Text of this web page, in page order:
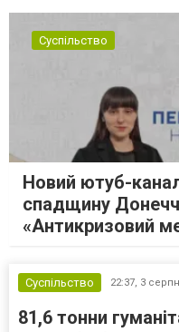
Суспільство
Новий ютуб-
спадщину
«Антикризовий
Суспільство 22:37, 3
81,6 тонни